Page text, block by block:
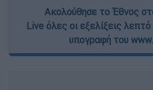
Ακολούθησε το Έθνος
Live όλες οι εξελίξεις
υπογραφή του